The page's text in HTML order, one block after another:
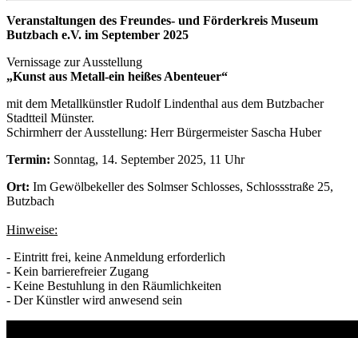
Veranstaltungen des Freundes- und Förderkreis Museum
Butzbach e.V. im September 2025
Vernissage zur Ausstellung
„Kunst aus Metall-ein heißes Abenteuer“
mit dem Metallkünstler Rudolf Lindenthal aus dem Butzbacher
Stadtteil Münster.
Schirmherr der Ausstellung: Herr Bürgermeister Sascha Huber
Termin: Sonntag, 14. September 2025, 11 Uhr
Ort: Im Gewölbekeller des Solmser Schlosses, Schlossstraße 25,
Butzbach
Hinweise:
- Eintritt frei, keine Anmeldung erforderlich
- Kein barrierefreier Zugang
- Keine Bestuhlung in den Räumlichkeiten
- Der Künstler wird anwesend sein